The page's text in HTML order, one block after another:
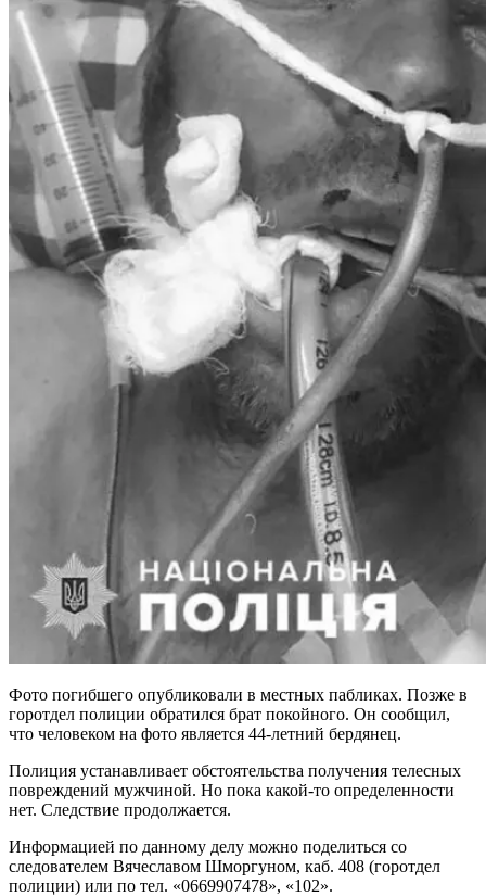
Фото погибшего опубликовали в местных пабликах. Позже в
горотдел полиции обратился брат покойного. Он сообщил,
что человеком на фото является 44-летний бердянец.
Полиция устанавливает обстоятельства получения телесных
повреждений мужчиной. Но пока какой-то определенности
нет. Следствие продолжается.
Информацией по данному делу можно поделиться со
следователем Вячеславом Шморгуном, каб. 408 (горотдел
полиции) или по тел. «‎0669907478», «102».